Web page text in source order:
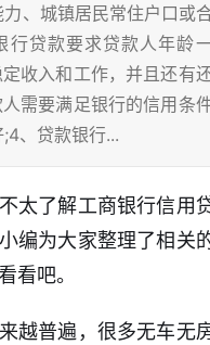
力、城镇居民常住户口或
行贷款要求贷款人年龄
收入和工作，并且还有
需要满足银行的信用条
、贷款银行...
太了解工商银行信用
编为大家整理了相关
看吧。
越普遍，很多无车无